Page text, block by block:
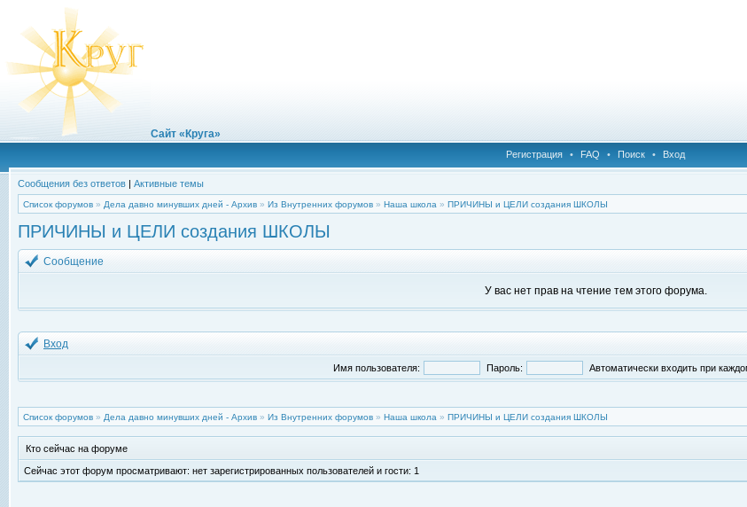
Сайт «Круга»
Регистрация • FAQ • Поиск • Вход
Сообщения без ответов | Активные темы
Список форумов » Дела давно минувших дней - Архив » Из Внутренних форумов » Наша школа » ПРИЧИНЫ и ЦЕЛИ создания ШКОЛЫ
ПРИЧИНЫ и ЦЕЛИ создания ШКОЛЫ
Сообщение
У вас нет прав на чтение тем этого форума.
Вход
Имя пользователя: Пароль: Автоматически входить при
Список форумов » Дела давно минувших дней - Архив » Из Внутренних форумов » Наша школа » ПРИЧИНЫ и ЦЕЛИ создания ШКОЛЫ
Кто сейчас на форуме
Сейчас этот форум просматривают: нет зарегистрированных пользователей и гости: 1